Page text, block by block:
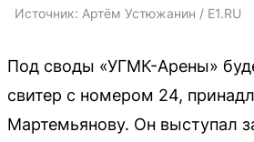
Источник: Артём Устюжанин / E1.RU
Под своды «УГМК-Арены»
свитер с номером 24,
Мартемьянову. Он выступал